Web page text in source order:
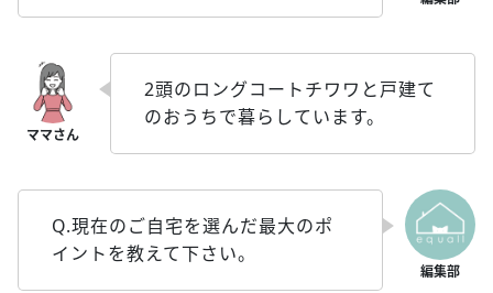
2頭のロングコートチワワと戸建て
のおうちで暮らしています。
Q.現在のご自宅を選んだ最大のポ
イントを教えて下さい。